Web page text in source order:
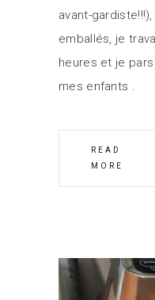
avant-
emballés, je
heures et je
mes enfants
READ
MORE